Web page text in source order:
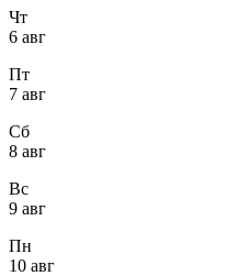
Чт
6 авг
Пт
7 авг
Сб
8 авг
Вс
9 авг
Пн
10 авг